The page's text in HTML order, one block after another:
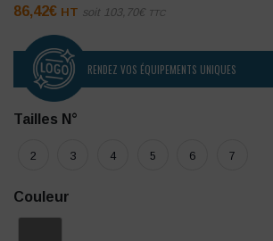
86,42€ HT soit 103,70€ TTC
RENDEZ VOS ÉQUIPEMENTS UNIQUES
Tailles N°
2 3 4 5 6 7
Couleur